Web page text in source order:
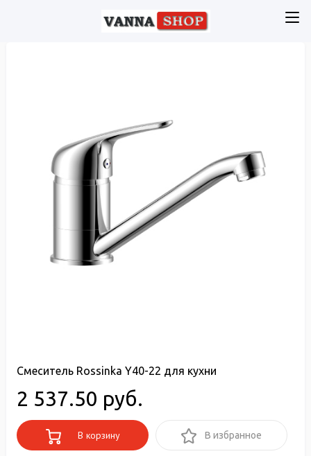
Смеситель Rossinka Y40-22 для кухни
2 537.50 руб.
В корзину В избранное